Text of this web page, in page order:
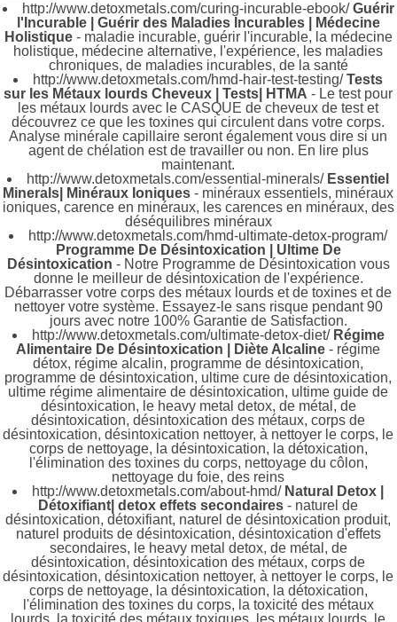
http://www.detoxmetals.com/curing-incurable-ebook/Guérir
l'Incurable | Guérir des Maladies Incurables | Médecine
Holistique- maladie incurable, guérir l'incurable, la médecine
holistique, médecine alternative, l'expérience, les maladies
chroniques, de maladies incurables, de la santé
http://www.detoxmetals.com/hmd-hair-test-testing/Tests
sur les Métaux lourds Cheveux | Tests| HTMA - Le test pour
les métaux lourds avec le CASQUE de cheveux de test et
découvrez ce que les toxines qui circulent dans votre corps.
Analyse minérale capillaire seront également vous dire si un
agent de chélation est de travailler ou non. En lire plus
maintenant.
http://www.detoxmetals.com/essential-minerals/ Essentiel
Minerals| Minéraux Ioniques - minéraux essentiels, minéraux
ioniques, carence en minéraux, les carences en minéraux, des
déséquilibres minéraux
http://www.detoxmetals.com/hmd-ultimate-detox-program/
Programme De Désintoxication | Ultime De
Désintoxication - Notre Programme de Désintoxication vous
donne le meilleur de désintoxication de l'expérience.
Débarrasser votre corps des métaux lourds et de toxines et de
nettoyer votre système. Essayez-le sans risque pendant 90
jours avec notre 100% Garantie de Satisfaction.
http://www.detoxmetals.com/ultimate-detox-diet/ Régime
Alimentaire De Désintoxication | Diète Alcaline- régime
détox, régime alcalin, programme de désintoxication,
programme de désintoxication, ultime cure de désintoxication,
ultime régime alimentaire de désintoxication, ultime guide de
désintoxication, le heavy metal detox, de métal, de
désintoxication, désintoxication des métaux, corps de
désintoxication, désintoxication nettoyer, à nettoyer le corps, le
corps de nettoyage, la désintoxication, la détoxication,
l'élimination des toxines du corps, nettoyage du côlon,
nettoyage du foie, des reins
http://www.detoxmetals.com/about-hmd/ Natural Detox |
Détoxifiant| detox effets secondaires - naturel de
désintoxication, détoxifiant, naturel de désintoxication produit,
naturel produits de désintoxication, désintoxication d'effets
secondaires, le heavy metal detox, de métal, de
désintoxication, désintoxication des métaux, corps de
désintoxication, désintoxication nettoyer, à nettoyer le corps, le
corps de nettoyage, la désintoxication, la détoxication,
l'élimination des toxines du corps, la toxicité des métaux